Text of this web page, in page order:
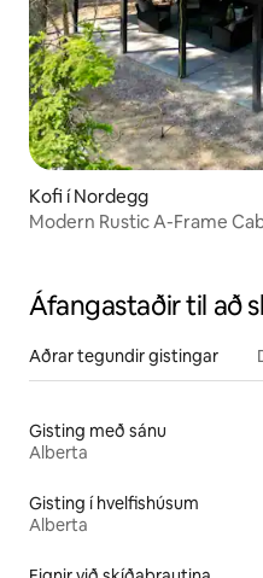
Kofi í Nordegg
Modern Rustic A-Frame
Áfangastaðir til að
Aðrar tegundir gistingar
Gisting með sánu
Alberta
Gisting í hvelfishúsum
Alberta